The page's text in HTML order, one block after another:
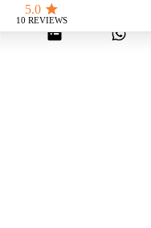
#architecteinterieur